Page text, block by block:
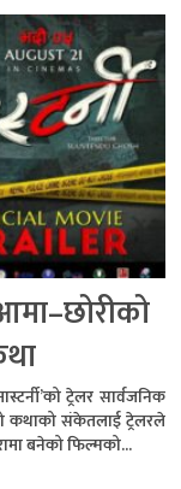
ट्रेलर सार्वजनिक
कथाको संकेतलाई ट्रेलरले
बनेको फिल्मको...